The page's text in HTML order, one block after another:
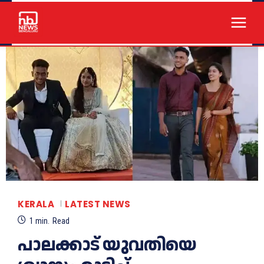
KERALA LATEST NEWS
1 min. Read
പാലക്കാട് യുവതിയെ